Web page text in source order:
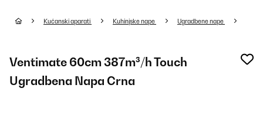
Kućanski aparati Kuhinjske nape Ugradbene nape
Ventimate 60cm 387m³/h Touch
Ugradbena Napa Crna